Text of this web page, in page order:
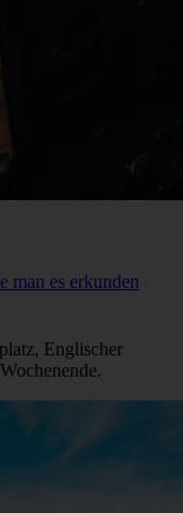
man es erkunden
Englischer